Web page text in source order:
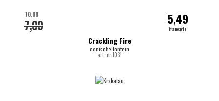
Crackling Fire
conische fontein
art. nr.1031
7,00
10,00 5,49
internetprijs